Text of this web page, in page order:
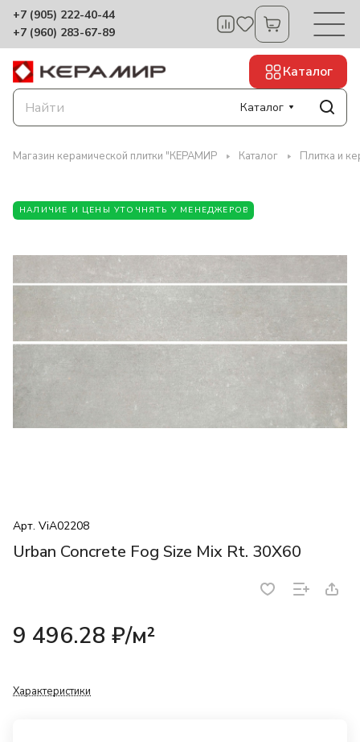
+7 (905) 222-40-44
+7 (960) 283-67-89
Каталог
Каталог
Магазин керамической плитки "КЕРАМИР Каталог Плитка и
НАЛИЧИЕ И ЦЕНЫ УТОЧНЯТЬ У МЕНЕДЖЕРОВ
Арт. ViA02208
Urban Concrete Fog Size Mix Rt. 30X60
9 496.28 ₽/м²
Характеристики